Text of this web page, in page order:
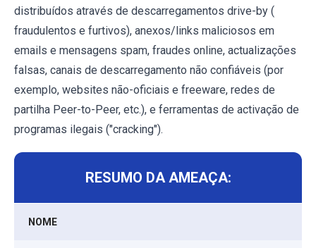
distribuídos através de descarregamentos drive-by (
fraudulentos e furtivos), anexos/links maliciosos em
emails e mensagens spam, fraudes online, actualizações
falsas, canais de descarregamento não confiáveis (por
exemplo, websites não-oficiais e freeware, redes de
partilha Peer-to-Peer, etc.), e ferramentas de activação de
programas ilegais ("cracking").
RESUMO DA AMEAÇA:
NOME